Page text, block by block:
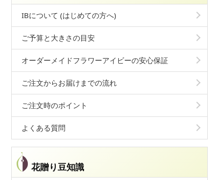
IBについて (はじめての方へ)
ご予算と大きさの目安
オーダーメイドフラワーアイビーの安心保証
ご注文からお届けまでの流れ
ご注文時のポイント
よくある質問
花贈り豆知識